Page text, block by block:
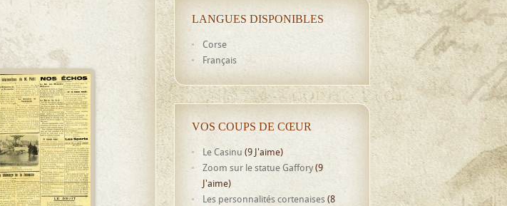
LANGUES DISPONIBLES
Corse
Français
VOS COUPS DE CŒUR
Le Casinu (9 J'aime)
Zoom sur le statue Gaffory(9
J'aime)
Les personnalités cortenaises(8